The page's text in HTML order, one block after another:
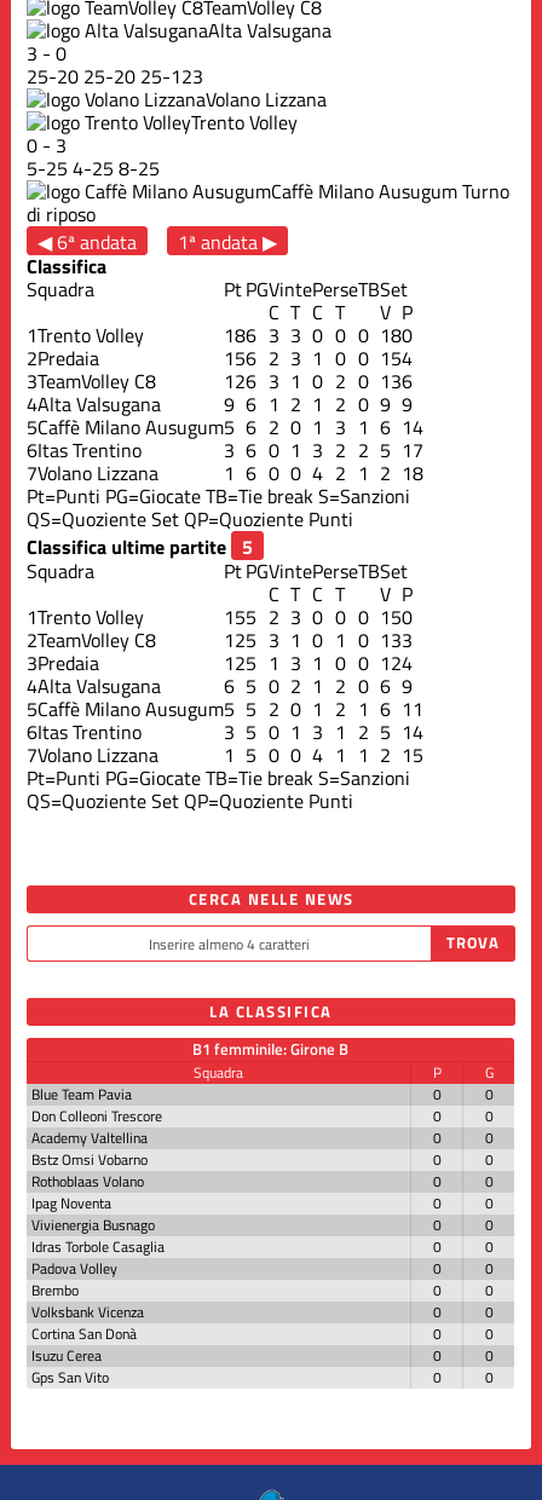
TeamVolley C8
Alta Valsugana
3 -0
25-20 25-20 25-123
Volano Lizzana
Trento Volley
0 - 3
5-25 4-25 8-25
Caffè Milano AusugumTurno
di riposo
◀ 6ª andata
1ª andata ▶
Classifica
Squadra PtPGVintePerseTBSet
C T C T V P
1Trento Volley 186 3 3 0 0 0 180
2Predaia 156 2 3 1 0 0 154
3TeamVolley C8 126 3 1 0 2 0 136
4Alta Valsugana 9 6 1 2 1 2 0 9 9
5Caffè Milano Ausugum5 6 2 0 1 3 1 6 14
6Itas Trentino 3 6 0 1 3 2 2 5 17
7Volano Lizzana 1 6 0 0 4 2 1 2 18
Pt=Punti PG=GiocateTB=Tie breakS=Sanzioni
QS=Quoziente Set QP=Quoziente Punti
Classifica ultime partite
Squadra
PtPGVintePerseTBSet
C T C T V P
1Trento Volley 155 2 3 0 0 0 150
2TeamVolley C8 125 3 1 0 1 0 133
3Predaia 125 1 3 1 0 0 124
4Alta Valsugana 6 5 0 2 1 2 0 6 9
5Caffè Milano Ausugum5 5 2 0 1 2 1 6 11
6Itas Trentino 3 5 0 1 3 1 2 5 14
7Volano Lizzana 1 5 0 0 4 1 1 2 15
Pt=Punti PG=GiocateTB=Tie breakS=Sanzioni
QS=Quoziente Set QP=Quoziente Punti
CERCA NELLE NEWS
LA CLASSIFICA
B1 femminile: Girone B
Squadra P
G
Blue Team Pavia
0
0
Don Colleoni Trescore
0
0
Academy Valtellina
0
0
Bstz Omsi Vobarno
0
0
Rothoblaas Volano
0
0
Ipag Noventa
0
0
Vivienergia Busnago
0
0
Idras Torbole Casaglia
0
0
Padova Volley
0
0
Brembo
0
0
Volksbank Vicenza
0
0
Cortina San Donà
0
0
Isuzu Cerea
0
0
Gps San Vito
0 0